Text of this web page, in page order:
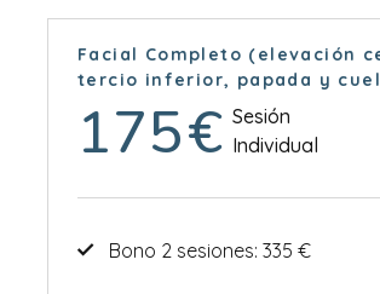
Facial Completo (elevación
tercio inferior, papada y
175€ Sesión
Individual
Bono 2 sesiones: 335 €